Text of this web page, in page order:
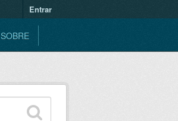
Entrar
SOBRE